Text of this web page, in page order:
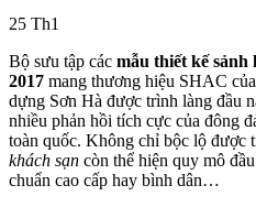
25 Th1
Bộ sưu tập các mẫu thiết kế sảnh
2017 mang thương hiệu SHAC
dựng Sơn Hà được trình làng đầu
nhiều phản hồi tích cực của đông
toàn quốc. Không chỉ bộc lộ được
khách sạn còn thể hiện quy mô
chuẩn cao cấp hay bình dân…